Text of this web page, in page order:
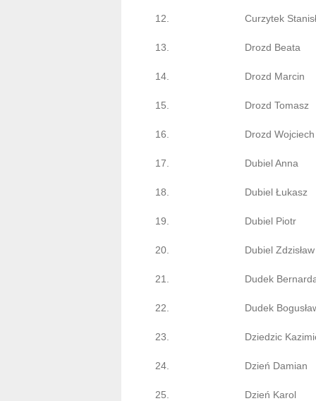
12. Curzytek
13. Drozd Beata
14. Drozd Marcin
15. Drozd Tomasz
16. Drozd Wojciech
17. Dubiel Anna
18. Dubiel Łukasz
19. Dubiel Piotr
20. Dubiel Zdzisław
21. Dudek
22. Dudek
23. Dziedzic
24. Dzień Damian
25. Dzień Karol